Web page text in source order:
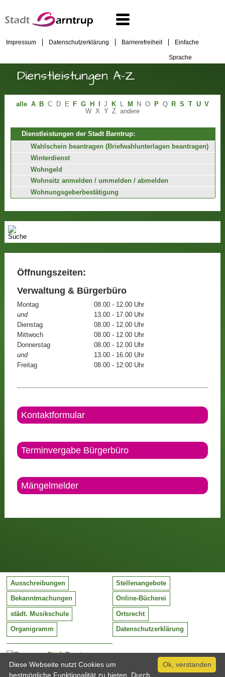
Impressum Datenschutzerklärung Barrierefreiheit Einfache
Sprache
Dienstleistungen A-Z
alle A B C D E F G H J K L M N O P Q R S T U V
W X Y Z andere
Dienstleistungen der Stadt Barntrup:
Wahlschein beantragen (Briefwahlunterlagen beantragen)
Winterdienst
Wohngeld
Wohnsitz anmelden / ummelden / abmelden
Wohnungsgeberbestätigung
Öffnungszeiten:
Verwaltung & Bürgerbüro
Montag
08.00 - 12.00 Uhr
und
13.00 - 17.00 Uhr
Dienstag
08.00 - 12.00 Uhr
Mittwoch
08.00 - 12.00 Uhr
Donnerstag
08.00 - 12.00 Uhr
und
13.00 - 16.00 Uhr
Freitag
08.00 - 12:00 Uhr
Kontaktformular
Terminvergabe Bürgerbüro
Mängelmelder
Stadt Barntrup
Mittelstraße 38
32683 Barntrup
Ausschreibungen Stellenangebote
Bekanntmachungen Online-Bücherei
städt. Musikschule Ortsrecht
Organigramm Datenschutzerklärung
Ok, verstanden
Diese Webseite nutzt Cookies um
bestmögliche Funktionalität zu bieten. Durch